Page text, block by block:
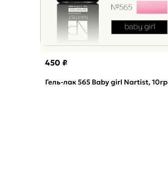
450 ₽
Гель-лак 565 Baby girl Nartist, 10гр